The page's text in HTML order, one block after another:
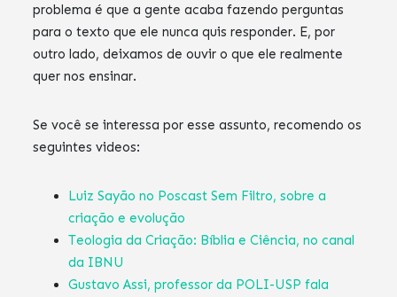
problema é que a gente acaba fazendo perguntas
para o texto que ele nunca quis responder. E, por
outro lado, deixamos de ouvir o que ele realmente
quer nos ensinar.
Se você se interessa por esse assunto, recomendo os
seguintes videos:
Luiz Sayão no Poscast Sem Filtro, sobre a
criação e evolução
Teologia da Criação: Bíblia e Ciência, no canal
da IBNU
Gustavo Assi, professor da POLI-USP fala